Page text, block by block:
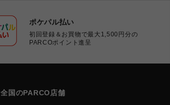
ポケパル払い
初回登録＆お買物で最大1,500円分の
PARCOポイント進呈
全国のPARCO店舗